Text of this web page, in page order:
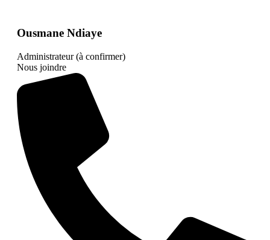
Ousmane Ndiaye
Administrateur (à confirmer)
Nous joindre